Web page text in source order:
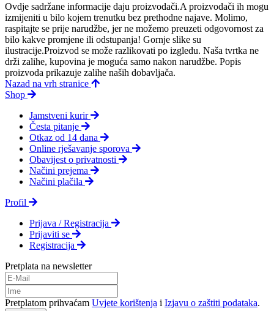
Ovdje sadržane informacije daju proizvodači.A proizvodači ih mogu
izmijeniti u bilo kojem trenutku bez prethodne najave. Molimo,
raspitajte se prije narudžbe, jer ne možemo preuzeti odgovornost za
bilo kakve promjene ili odstupanja! Gornje slike su
ilustracije.Proizvod se može razlikovati po izgledu. Naša tvrtka ne
drži zalihe, kupovina je moguća samo nakon narudžbe. Popis
proizvoda prikazuje zalihe naših dobavljača.
Nazad na vrh stranice
Shop
Jamstveni kurir
Česta pitanje
Otkaz od 14 dana
Online rješavanje sporova
Obavijest o privatnosti
Načini prejema
Načini plačila
Profil
Prijava / Registracija
Prijaviti se
Registracija
Pretplata na newsletter
Pretplatom prihvaćam Uvjete korištenja i Izjavu o zaštiti podataka.